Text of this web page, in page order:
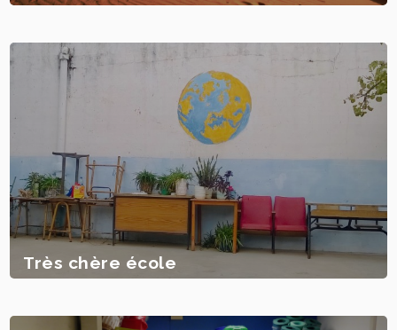
Très chère école